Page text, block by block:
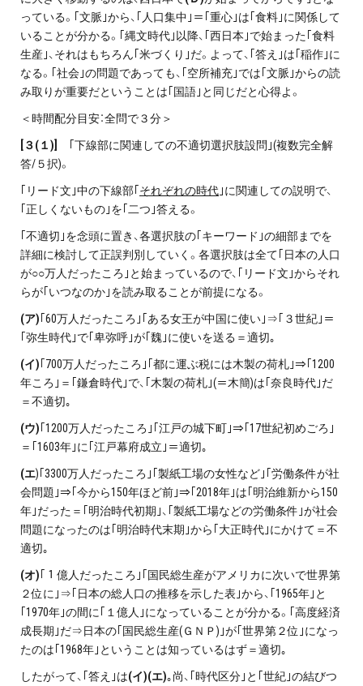
っている。｢文脈｣から、｢人口集中｣＝｢重心｣は｢食料｣に関係して
いることが分かる。｢縄文時代｣以降、｢西日本｣で始まった｢食料
生産｣、それはもちろん｢米づくり｣だ。よって、｢答え｣は｢稲作｣に
なる。｢社会｣の問題であっても、｢空所補充｣では｢文脈｣からの読
み取りが重要だということは｢国語｣と同じだと心得よ。
＜時間配分目安：全問で３分＞
３(１)]
｢下線部に関連しての不適切選択肢設問｣(複数完全解
答/５択)。
｢リード文｣中の下線部｢ それぞれの時代 ｣に関連しての説明で、
｢正しくないもの｣を｢二つ｣答える。
｢不適切｣を念頭に置き、各選択肢の｢キーワード｣の細部までを
詳細に検討して正誤判別していく。各選択肢は全て｢日本の人口
が○○万人だったころ｣と始まっているので、｢リード文｣からそれ
らが｢いつなのか｣を読み取ることが前提になる。
(ア) ｢60万人だったころ｣｢ある女王が中国に使い｣⇒｢３世紀｣＝
｢弥生時代｣で｢卑弥呼｣が｢魏｣に使いを送る＝適切｡
(イ) ｢700万人だったころ｣｢都に運ぶ税には木製の荷札｣⇒｢1200
年ころ｣＝｢鎌倉時代｣で、｢木製の荷札｣(＝木簡)は｢奈良時代｣だ
＝不適切｡
(ウ) ｢1200万人だったころ｣｢江戸の城下町｣⇒｢17世紀初めごろ｣
＝｢1603年｣に｢江戸幕府成立｣＝適切｡
(エ)｢3300万人だったころ｣｢製紙工場の女性など｣｢労働条件が社
会問題｣⇒｢今から150年ほど前｣⇒｢2018年｣は｢明治維新から150
年｣だった＝｢明治時代初期｣、｢製紙工場などの労働条件｣が社会
問題になったのは｢明治時代末期｣から｢大正時代｣にかけて＝不
適切｡
(オ) ｢１億人だったころ｣｢国民総生産がアメリカに次いで世界第
２位に｣⇒｢日本の総人口の推移を示した表｣から、｢1965年｣と
｢1970年｣の間に｢１億人｣になっていることが分かる。｢高度経済
成長期｣だ⇒日本の｢国民総生産(ＧＮＰ)｣が｢世界第２位｣になっ
たのは｢1968年｣ということは知っているはず＝適切｡
したがって、｢答え｣は(イ)(エ)｡尚、｢時代区分｣と｢世紀｣の結びつ